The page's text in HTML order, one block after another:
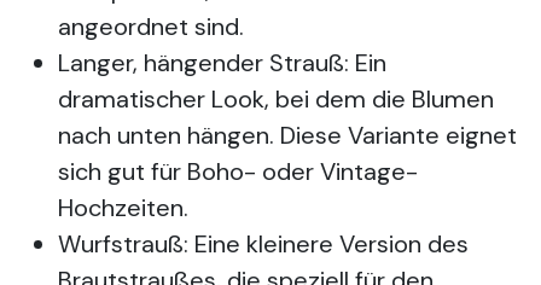
angeordnet sind.
Langer, hängender Strauß: Ein
dramatischer Look, bei dem die Blumen
nach unten hängen. Diese Variante eignet
sich gut für Boho- oder Vintage-
Hochzeiten.
Wurfstrauß: Eine kleinere Version des